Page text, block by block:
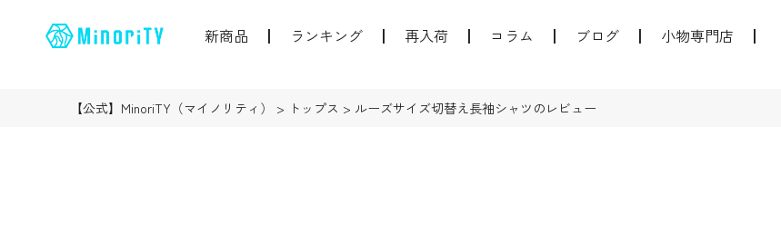
新商品 ランキング 再入荷 コラム ブログ 小物専門店
【公式】MinoriTY（マイノリティ） トップス ルーズサイズ切替え長袖シャツのレビュー